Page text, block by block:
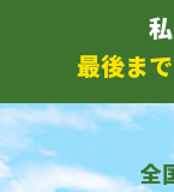
最後ま
全